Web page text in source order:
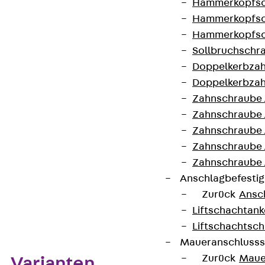
Zahnschraube
Zahnschraube
Zahnschraube
Zahnschraube
Zahnschraube
Zurück
Zurück